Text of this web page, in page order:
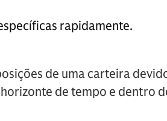
rapidamente.
de uma carteira
de tempo e dentro